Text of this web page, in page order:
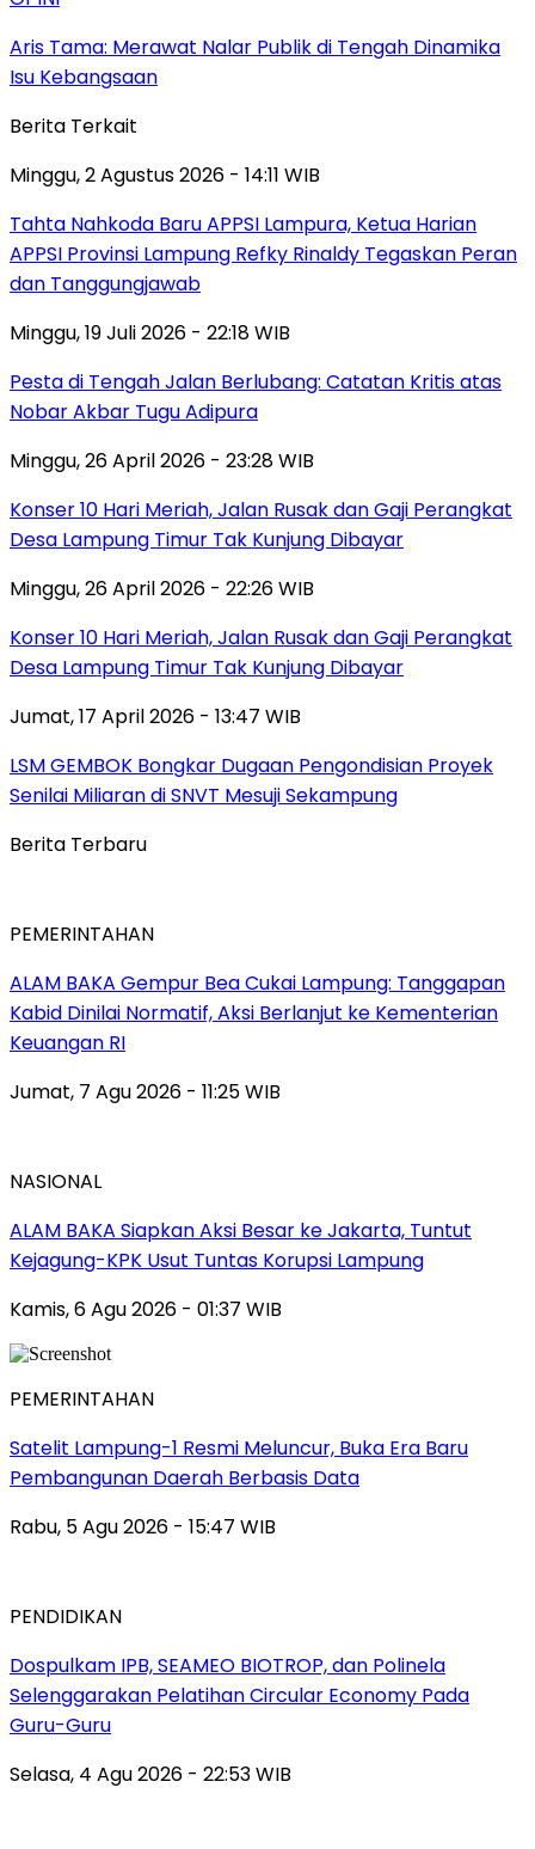
Aris Tama: Merawat Nalar Publik di Tengah Dinamika
Isu Kebangsaan
Berita Terkait
Minggu, 2 Agustus 2026 - 14:11 WIB
Tahta Nahkoda Baru APPSI Lampura, Ketua Harian
APPSI Provinsi Lampung Refky Rinaldy Tegaskan Peran
dan Tanggungjawab
Minggu, 19 Juli 2026 - 22:18 WIB
Pesta di Tengah Jalan Berlubang: Catatan Kritis atas
Nobar Akbar Tugu Adipura
Minggu, 26 April 2026 - 23:28 WIB
Konser 10 Hari Meriah, Jalan Rusak dan Gaji Perangkat
Desa Lampung Timur Tak Kunjung Dibayar
Minggu, 26 April 2026 - 22:26 WIB
Konser 10 Hari Meriah, Jalan Rusak dan Gaji Perangkat
Desa Lampung Timur Tak Kunjung Dibayar
Jumat, 17 April 2026 - 13:47 WIB
LSM GEMBOK Bongkar Dugaan Pengondisian Proyek
Senilai Miliaran di SNVT Mesuji Sekampung
Berita Terbaru
PEMERINTAHAN
ALAM BAKA Gempur Bea Cukai Lampung: Tanggapan
Kabid Dinilai Normatif, Aksi Berlanjut ke Kementerian
Keuangan RI
Jumat, 7 Agu 2026 - 11:25 WIB
NASIONAL
ALAM BAKA Siapkan Aksi Besar ke Jakarta, Tuntut
Kejagung-KPK Usut Tuntas Korupsi Lampung
Kamis, 6 Agu 2026 - 01:37 WIB
PEMERINTAHAN
Satelit Lampung-1 Resmi Meluncur, Buka Era Baru
Pembangunan Daerah Berbasis Data
Rabu, 5 Agu 2026 - 15:47 WIB
PENDIDIKAN
Dospulkam IPB, SEAMEO BIOTROP, dan Polinela
Selenggarakan Pelatihan Circular Economy Pada
Guru-Guru
Selasa, 4 Agu 2026 - 22:53 WIB